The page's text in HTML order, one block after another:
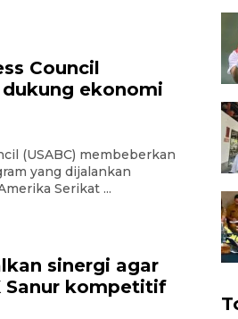
Council
ekonomi
(USABC) membeberkan
yang dijalankan
Serikat ...
sinergi agar
Sanur kompetitif